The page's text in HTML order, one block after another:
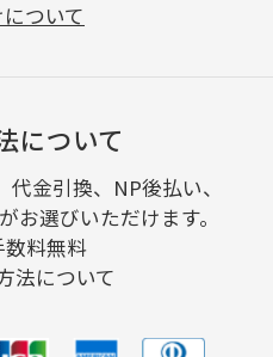
ついて
について
金引換、NP後払い、
お選びいただけます。
料無料
法について